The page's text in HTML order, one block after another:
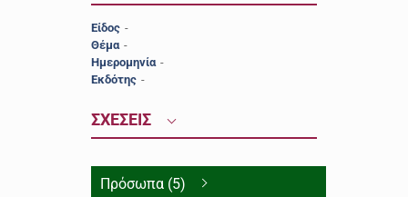
Είδος -
Θέμα -
Ημερομηνία -
Εκδότης -
ΣΧΕΣΕΙΣ
Πρόσωπα (5)